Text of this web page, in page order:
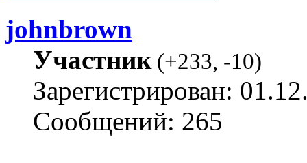
johnbrown
Участник(+233, -10)
Зарегистрирован:
Сообщений: 265